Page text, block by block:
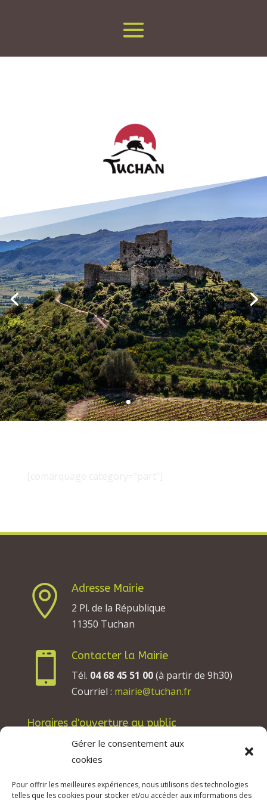
Gérer le consentement aux
cookies
Pour offrir les meilleures expériences, nous utilisons des technologies
telles que les cookies pour stocker et/ou accéder aux informations des

Adresse Mairie
2 Pl. de la République
11350 Tuchan

Contacter la Mairie
Tél. 04 68 45 51 00(à partir de 9h30)
Courriel : mairie@tuchan.fr
Horaires d'ouverture au public
Les lundis, mardis et jeudis : de 8h à 12h et de
13h30 à 17h30.
Les vendredis : de 8h à 12h.